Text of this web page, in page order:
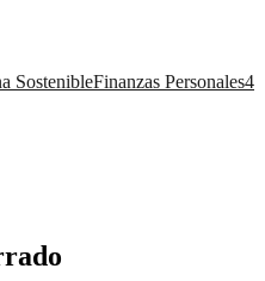
SostenibleFinanzas Personales4